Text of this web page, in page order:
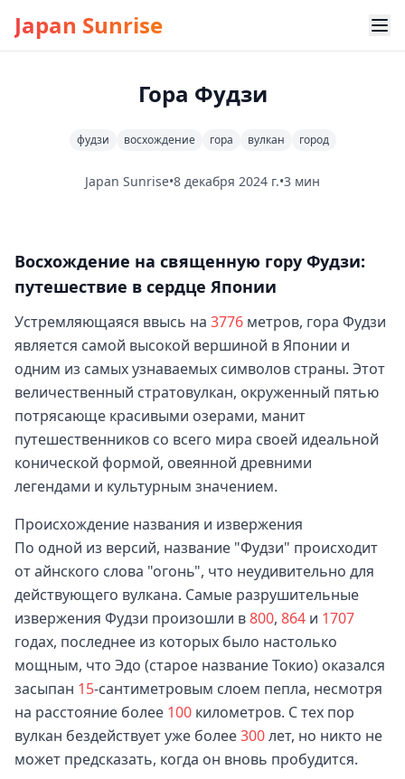
Japan Sunrise
Гора Фудзи
фудзи восхождение гора вулкан город
Japan Sunrise•8 декабря 2024 г.•3 мин
Восхождение на священную гору Фудзи:
путешествие в сердце Японии
Устремляющаяся ввысь на 3776 метров, гора Фудзи
является самой высокой вершиной в Японии и
одним из самых узнаваемых символов страны. Этот
величественный стратовулкан, окруженный пятью
потрясающе красивыми озерами, манит
путешественников со всего мира своей идеальной
конической формой, овеянной древними
легендами и культурным значением.
Происхождение названия и извержения
По одной из версий, название "Фудзи" происходит
от айнского слова "огонь", что неудивительно для
действующего вулкана. Самые разрушительные
извержения Фудзи произошли в800, 864 и 1707
годах, последнее из которых было настолько
мощным, что Эдо (старое название Токио) оказался
засыпан 15-сантиметровым слоем пепла, несмотря
на расстояние более 100 километров. С тех пор
вулкан бездействует уже более300лет, но никто не
может предсказать, когда он вновь пробудится.